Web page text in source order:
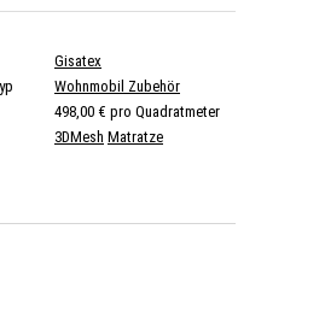
Gisatex
Wohnmobil Zubehör
498,00 € pro Quadratmeter
3DMesh Matratze